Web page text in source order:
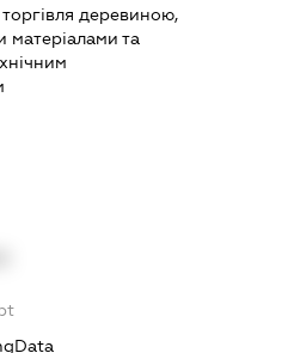
деревиною,
матеріалами та